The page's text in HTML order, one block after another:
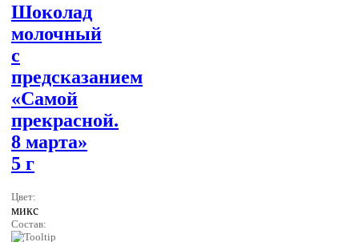
Шоколад
молочный
с
предсказанием
«Самой
прекрасной.
8 марта»
5 г
Цвет:
микс
Состав: